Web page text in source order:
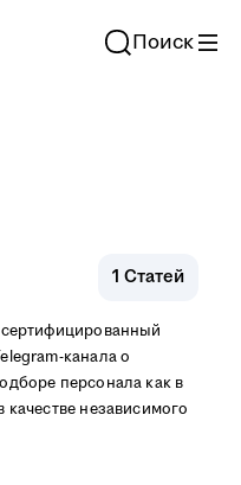
Поиск
1 Статей
сертифицированный
канала о
персонала как в
независимого